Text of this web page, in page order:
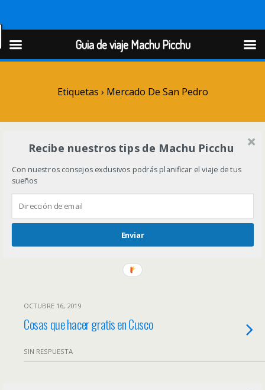
Guia de viaje Machu Picchu
Etiquetas › Mercado De San Pedro
Recibe nuestros tips de Machu Picchu
Con nuestros consejos exclusivos podrás planificar el viaje de tus
sueños
Enviar
OCTUBRE 16, 2019
Cosas que hacer gratis en Cusco
SIN RESPUESTA
Guia de viaje Machu Picchu